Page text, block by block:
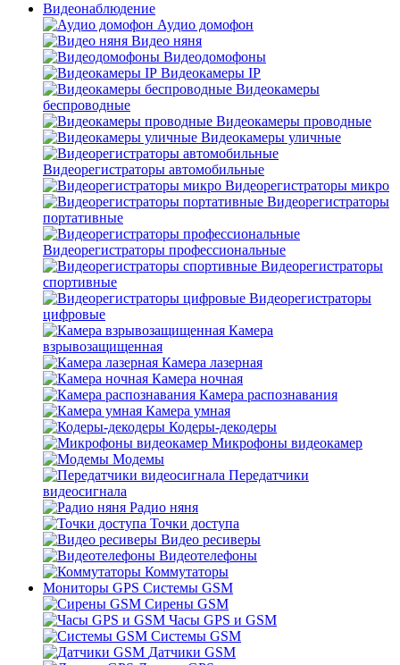
Видеонаблюдение
Аудио домофон
Видео няня
Видеодомофоны
Видеокамеры IP
Видеокамеры
беспроводные
Видеокамеры проводные
Видеокамеры уличные
Видеорегистраторы автомобильные
Видеорегистраторы микро
Видеорегистраторы
портативные
Видеорегистраторы профессиональные
Видеорегистраторы
спортивные
Видеорегистраторы
цифровые
Камера
взрывозащищенная
Камера лазерная
Камера ночная
Камера распознавания
Камера умная
Кодеры-декодеры
Микрофоны видеокамер
Модемы
Передатчики
видеосигнала
Радио няня
Точки доступа
Видео ресиверы
Видеотелефоны
Коммутаторы
Мониторы GPS Системы GSM
Сирены GSM
Часы GPS и GSM
Системы GSM
Датчики GSM